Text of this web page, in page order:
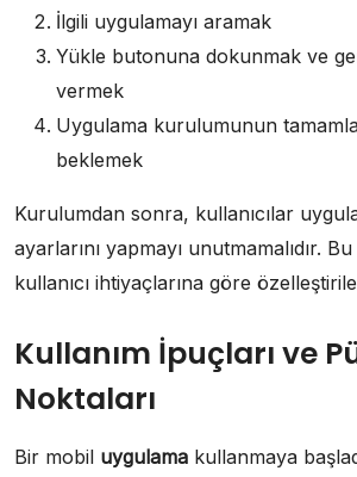
İlgili uygulamayı aramak
Yükle butonuna dokunmak ve
vermek
Uygulama kurulumunun
beklemek
Kurulumdan sonra, kullanıcılar
ayarlarını yapmayı unutmamalıdır.
kullanıcı ihtiyaçlarına göre
Kullanım İpuçları ve
Noktaları
Bir mobil uygulama kullanmaya